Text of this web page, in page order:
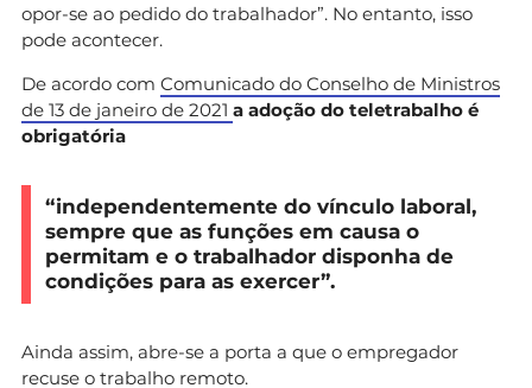
opor-se ao pedido do trabalhador”. No entanto, isso
pode acontecer.
De acordo com Comunicado do Conselho de Ministros
de 13 de janeiro de 2021 a adoção do teletrabalho é
obrigatória
“independentemente do vínculo laboral,
sempre que as funções em causa o
permitam e o trabalhador disponha de
condições para as exercer”.
Ainda assim, abre-se a porta a que o empregador
recuse o trabalho remoto.